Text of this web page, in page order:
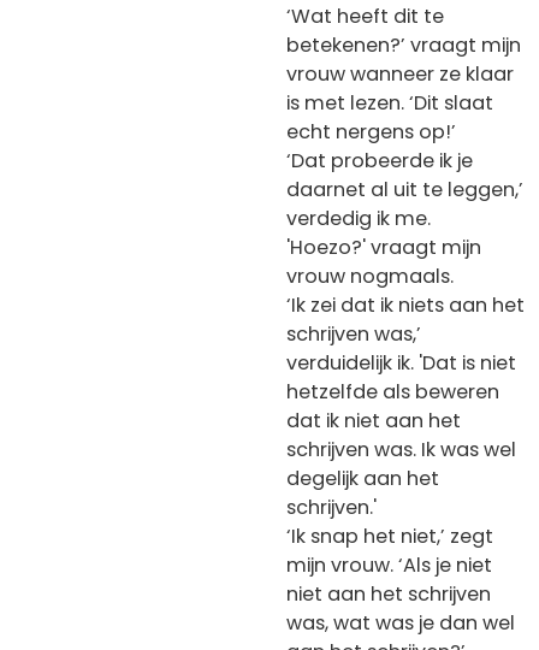
‘Wat heeft dit te
betekenen?’ vraagt mijn
vrouw wanneer ze klaar
is met lezen. ‘Dit slaat
echt nergens op!’
‘Dat probeerde ik je
daarnet al uit te leggen,’
verdedig ik me.
'Hoezo?' vraagt mijn
vrouw nogmaals.
‘Ik zei dat ik niets aan het
schrijven was,’
verduidelijk ik. 'Dat is niet
hetzelfde als beweren
dat ik niet aan het
schrijven was. Ik was wel
degelijk aan het
schrijven.'
‘Ik snap het niet,’ zegt
mijn vrouw. ‘Als je niet
niet aan het schrijven
was, wat was je dan wel